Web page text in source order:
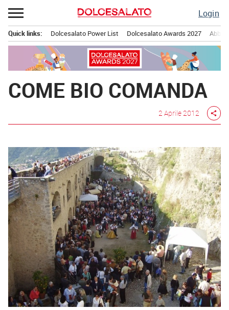
Passa
al
contenuto
Login
principale
Quick links: Dolcesalato Power List Dolcesalato Awards 2027
COME BIO COMANDA
2 Aprile 2012 share